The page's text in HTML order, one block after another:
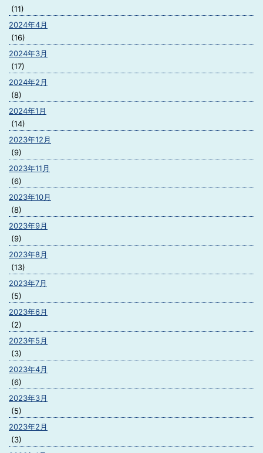
(11)
2024年4月
(16)
2024年3月
(17)
2024年2月
(8)
2024年1月
(14)
2023年12月
(9)
2023年11月
(6)
2023年10月
(8)
2023年9月
(9)
2023年8月
(13)
2023年7月
(5)
2023年6月
(2)
2023年5月
(3)
2023年4月
(6)
2023年3月
(5)
2023年2月
(3)